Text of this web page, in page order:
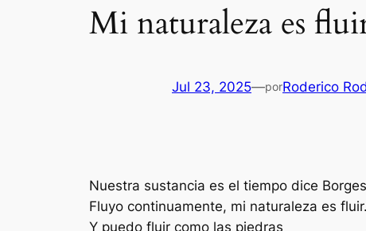
Mi naturaleza es
Jul 23, 2025—porRoderico
Nuestra sustancia es el tiempo dice
Fluyo continuamente, mi naturaleza es fluir.
Y puedo fluir como las piedras